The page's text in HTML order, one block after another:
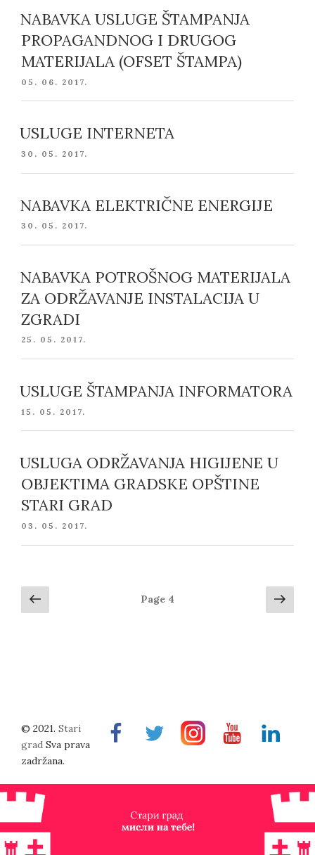
NABAVKA USLUGE ŠTAMPANJA
PROPAGANDNOG I DRUGOG
MATERIJALA (OFSET ŠTAMPA)
POSTED
05. 06. 2017.
USLUGE INTERNETA
POSTED
30. 05. 2017.
NABAVKA ELEKTRIČNE ENERGIJE
POSTED
30. 05. 2017.
NABAVKA POTROŠNOG MATERIJALA
ZA ODRŽAVANJE INSTALACIJA U
ZGRADI
POSTED
25. 05. 2017.
USLUGE ŠTAMPANJA INFORMATORA
POSTED
15. 05. 2017.
USLUGA ODRŽAVANJA HIGIJENE U
OBJEKTIMA GRADSKE OPŠTINE
STARI GRAD
POSTED
03. 05. 2017.
Posts
navigation
page
Page 4 Next
page
FacebookTwitterInstragramYoutubeLinkedin
© 2021. Stari
grad Sva prava
zadržana.